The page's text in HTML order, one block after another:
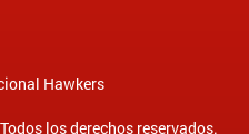
Hawkers
los derechos reservados.